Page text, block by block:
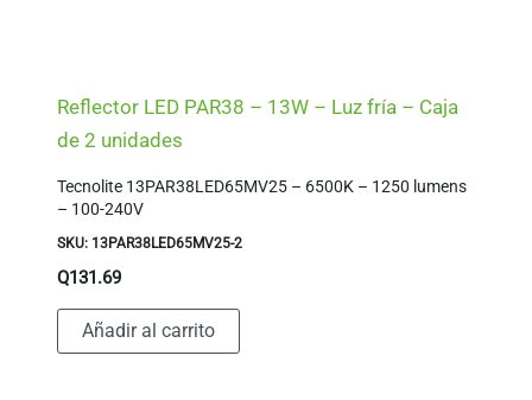
Reflector LED PAR38 – 13W – Luz fría – Caja
de 2 unidades
Tecnolite 13PAR38LED65MV25 – 6500K – 1250 lumens
– 100-240V
SKU: 13PAR38LED65MV25-2
Q131.69
Añadir al carrito